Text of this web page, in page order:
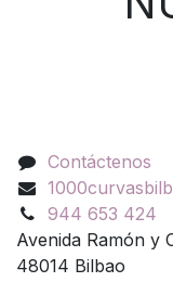
Contáctenos
944 653 424
Avenida Ramón y
48014 Bilbao